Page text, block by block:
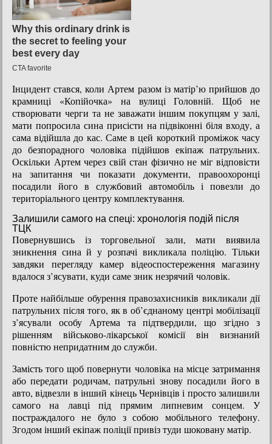
Інцидент стався, коли Артем разом із матір’ю прийшов до
крамниці «Копійочка» на вулиці Головній. Щоб не
створювати черги та не заважати іншим покупцям у залі,
мати попросила сина присісти на підвіконні біля входу, а
сама відійшла до кас. Саме в цей короткий проміжок часу
до безпорадного чоловіка підійшов екіпаж патрульних.
Оскільки Артем через свій стан фізично не міг відповісти
на запитання чи показати документи, правоохоронці
посадили його в службовий автомобіль і повезли до
територіального центру комплектування.
Залишили самого на спеці: хронологія подій після
ТЦК
Повернувшись із торговельної зали, мати виявила
зникнення сина й у розпачі викликала поліцію. Тільки
завдяки перегляду камер відеоспостереження магазину
вдалося з’ясувати, куди саме зник незрячий чоловік.
Проте найбільше обурення правозахисників викликали дії
патрульних після того, як в об’єднаному центрі мобілізації
з’ясували особу Артема та підтвердили, що згідно з
рішенням військово-лікарської комісії він визнаний
повністю непридатним до служби.
Замість того щоб повернути чоловіка на місце затримання
або передати родичам, патрульні знову посадили його в
авто, відвезли в інший кінець Чернівців і просто залишили
самого на лавці під прямим липневим сонцем. У
постраждалого не було з собою мобільного телефону.
Згодом інший екіпаж поліції привіз туди шоковану матір.